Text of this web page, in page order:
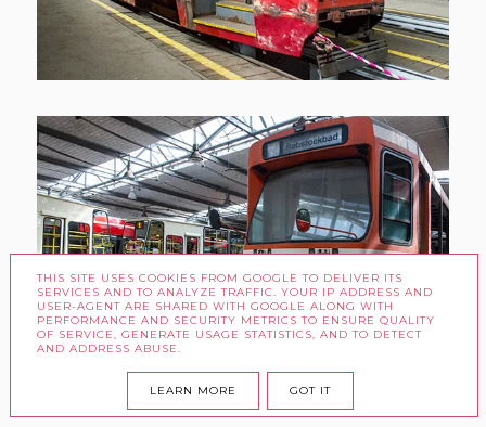
THIS SITE USES COOKIES FROM GOOGLE TO DELIVER ITS
SERVICES AND TO ANALYZE TRAFFIC. YOUR IP ADDRESS AND
USER-AGENT ARE SHARED WITH GOOGLE ALONG WITH
PERFORMANCE AND SECURITY METRICS TO ENSURE QUALITY
OF SERVICE, GENERATE USAGE STATISTICS, AND TO DETECT
AND ADDRESS ABUSE.
LEARN MORE GOT IT